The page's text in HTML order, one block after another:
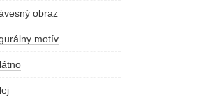
obraz
motív